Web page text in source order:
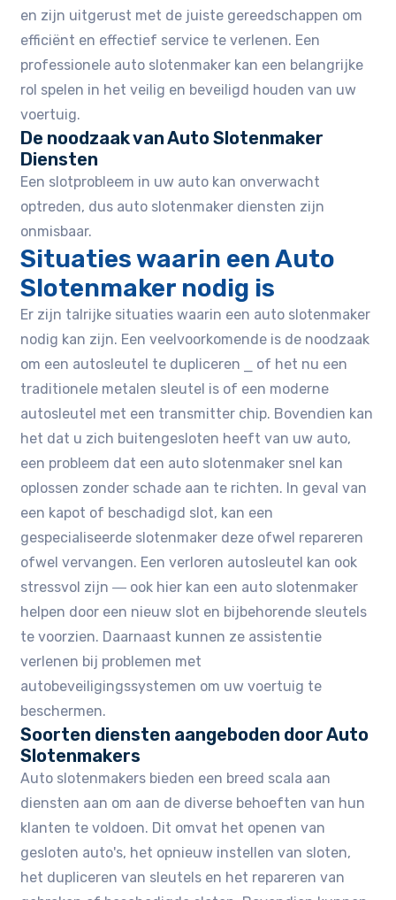
en zijn uitgerust met de juiste gereedschappen om
efficiënt en effectief service te verlenen. Een
professionele auto slotenmaker kan een belangrijke
rol spelen in het veilig en beveiligd houden van uw
voertuig.
De noodzaak van Auto Slotenmaker
Diensten
Een slotprobleem in uw auto kan onverwacht
optreden, dus auto slotenmaker diensten zijn
onmisbaar.
Situaties waarin een Auto
Slotenmaker nodig is
Er zijn talrijke situaties waarin een auto slotenmaker
nodig kan zijn. Een veelvoorkomende is de noodzaak
om een autosleutel te dupliceren ⎯ of het nu een
traditionele metalen sleutel is of een moderne
autosleutel met een transmitter chip. Bovendien kan
het dat u zich buitengesloten heeft van uw auto,
een probleem dat een auto slotenmaker snel kan
oplossen zonder schade aan te richten. In geval van
een kapot of beschadigd slot, kan een
gespecialiseerde slotenmaker deze ofwel repareren
ofwel vervangen. Een verloren autosleutel kan ook
stressvol zijn ― ook hier kan een auto slotenmaker
helpen door een nieuw slot en bijbehorende sleutels
te voorzien. Daarnaast kunnen ze assistentie
verlenen bij problemen met
autobeveiligingssystemen om uw voertuig te
beschermen.
Soorten diensten aangeboden door Auto
Slotenmakers
Auto slotenmakers bieden een breed scala aan
diensten aan om aan de diverse behoeften van hun
klanten te voldoen. Dit omvat het openen van
gesloten auto's, het opnieuw instellen van sloten,
het dupliceren van sleutels en het repareren van